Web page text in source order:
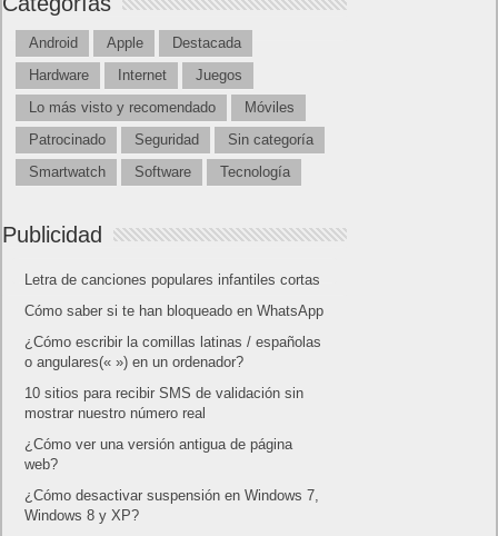
Android Apple
Destacada
Hardware
Internet
Juegos
Lo más visto y recomendado
Móviles
Patrocinado
Seguridad
Sin categoría
Smartwatch
Software Tecnología
Publicidad
Letra de canciones populares infantiles cortas
Cómo saber si te han bloqueado en WhatsApp
¿Cómo escribir la comillas latinas / españolas
o angulares(« ») en un ordenador?
10 sitios para recibir SMS de validación sin
mostrar nuestro número real
¿Cómo ver una versión antigua de página
web?
¿Cómo desactivar suspensión en Windows 7,
Windows 8 y XP?